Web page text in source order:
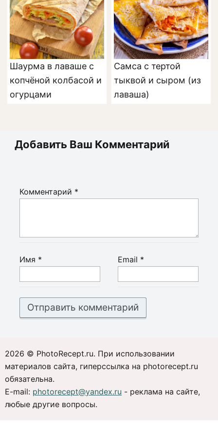
Шаурма в лаваше с
копчёной колбасой и
огурцами
Самса с тертой
тыквой и сыром (из
лаваша)
Добавить Ваш Комментарий
Комментарий *
Имя * Email *
2026 © PhotoRecept.ru. При использовании
материалов сайта, гиперссылка на photorecept.ru
обязательна.
E-mail: photorecept@yandex.ru - реклама на сайте,
любые другие вопросы.